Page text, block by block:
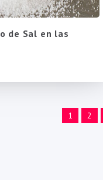
de Sal en las
1 2